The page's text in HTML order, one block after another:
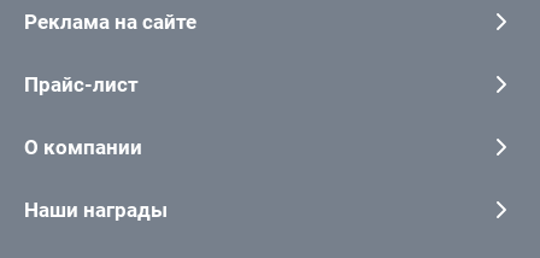
Реклама на сайте
Прайс-лист
О компании
Наши награды